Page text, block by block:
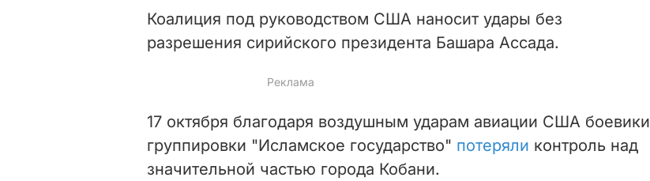
Коалиция под руководством США наносит удары без
разрешения сирийского президента Башара Ассада.
17 октября благодаря воздушным ударам авиации США боевики
группировки "Исламское государство" потеряли контроль над
значительной частью города Кобани.